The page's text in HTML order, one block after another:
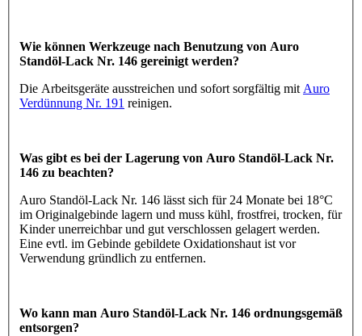
Wie können Werkzeuge nach Benutzung von Auro
Standöl-Lack Nr. 146 gereinigt werden?
Die Arbeitsgeräte ausstreichen und sofort sorgfältig mit Auro
Verdünnung Nr. 191 reinigen.
Was gibt es bei der Lagerung von Auro Standöl-Lack Nr.
146 zu beachten?
Auro Standöl-Lack Nr. 146 lässt sich für 24 Monate bei 18°C
im Originalgebinde lagern und muss kühl, frostfrei, trocken, für
Kinder unerreichbar und gut verschlossen gelagert werden.
Eine evtl. im Gebinde gebildete Oxidationshaut ist vor
Verwendung gründlich zu entfernen.
Wo kann man Auro Standöl-Lack Nr. 146 ordnungsgemäß
entsorgen?